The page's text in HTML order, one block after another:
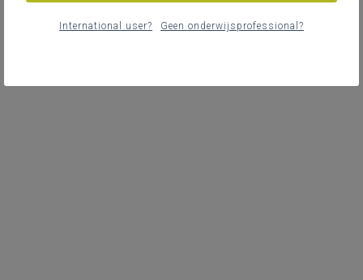
International user? Geen onderwijsprofessional?